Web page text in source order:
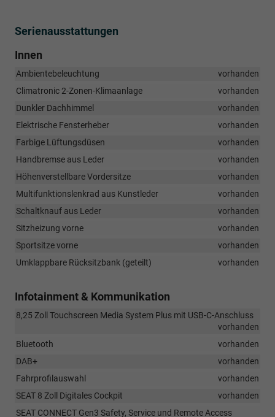
Serienausstattungen
Innen
Ambientebeleuchtung
vorhanden
Climatronic 2-Zonen-Klimaanlage
vorhanden
Dunkler Dachhimmel
vorhanden
Elektrische Fensterheber
vorhanden
Farbige Lüftungsdüsen
vorhanden
Handbremse aus Leder
vorhanden
Höhenverstellbare Vordersitze
vorhanden
Multifunktionslenkrad aus Kunstleder
vorhanden
Schaltknauf aus Leder
vorhanden
Sitzheizung vorne
vorhanden
Sportsitze vorne
vorhanden
Umklappbare Rücksitzbank (geteilt)
vorhanden
Infotainment & Kommunikation
8,25 Zoll Touchscreen Media System Plus mit USB-C-Anschluss
vorhanden
Bluetooth
vorhanden
DAB+
vorhanden
Fahrprofilauswahl
vorhanden
SEAT 8 Zoll Digitales Cockpit
vorhanden
SEAT CONNECT Gen3 Safety, Service und Remote Access